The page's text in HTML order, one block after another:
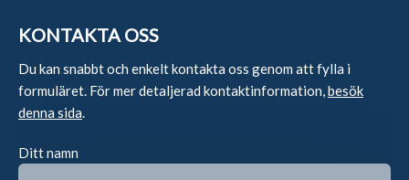
KONTAKTA OSS
Du kan snabbt och enkelt kontakta oss genom att fylla i
formuläret. För mer detaljerad kontaktinformation, besök
denna sida
Ditt namn